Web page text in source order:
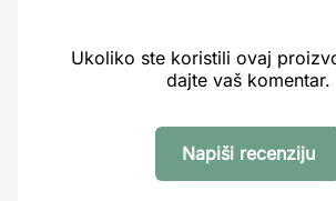
Ukoliko ste koristili ovaj
dajte vaš komentar.
Napiši recenziju